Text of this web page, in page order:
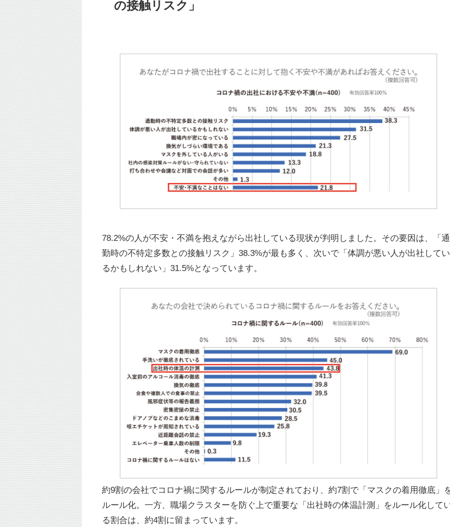
の接触リスク」
78.2%の人が不安・不満を抱えながら出社している現状が判明しました。その要因は、「通
勤時の不特定多数との接触リスク」38.3%が最も多く、次いで「体調が悪い人が出社してい
るかもしれない」31.5%となっています。
約9割の会社でコロナ禍に関するルールが制定されており、約7割で「マスクの着用徹底」
ルール化。一方、職場クラスターを防ぐ上で重要な「出社時の体温計測」をルール化して
る割合は、約4割に留まっています。